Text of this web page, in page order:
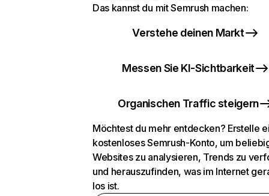
Das kannst du mit Semrush machen:
Verstehe deinen Markt
Messen Sie KI-Sichtbarkeit
Organischen Traffic steigern
Möchtest du mehr entdecken? Erstelle
kostenloses Semrush-Konto, um
Websites zu analysieren, Trends zu
und herauszufinden, was im Internet
los ist.